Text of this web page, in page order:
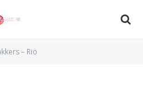
– Rio